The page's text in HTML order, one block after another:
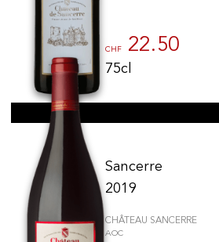
CHF 22.50
75cl
Sancerre
2019
CHÂTEAU SANCERRE
AOC